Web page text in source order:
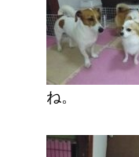
ね。